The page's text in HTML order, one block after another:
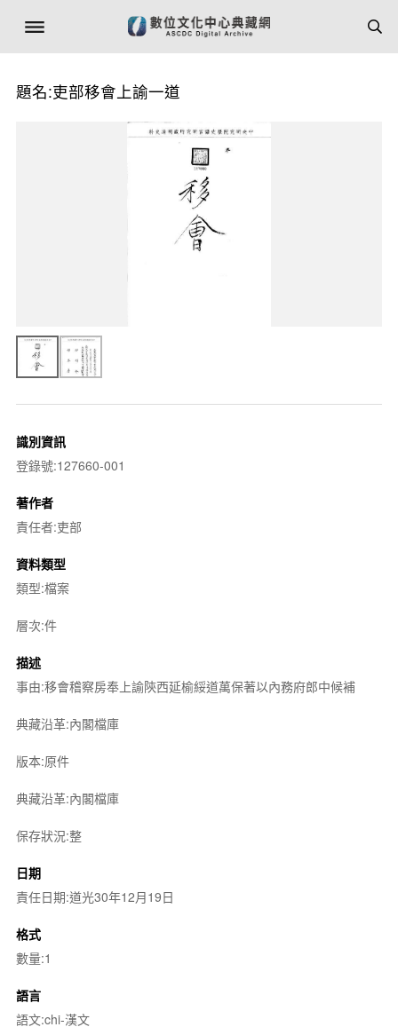
題名:吏部移會上諭一道
識別資訊
登錄號:127660-001
著作者
責任者:吏部
資料類型
類型:檔案
層次:件
描述
事由:移會稽察房奉上諭陝西延榆綏道萬保著以內務府郎中候補
典藏沿革:內閣檔庫
版本:原件
典藏沿革:內閣檔庫
保存狀況:整
日期
責任日期:道光30年12月19日
格式
數量:1
語言
語文:chi-漢文